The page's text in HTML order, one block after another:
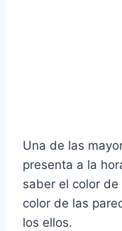
Una de las
presenta a la
saber el color
color de las
los ellos.